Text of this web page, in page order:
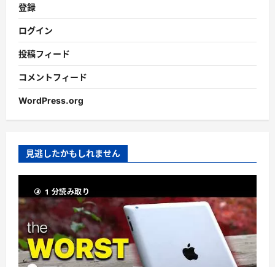
登録
ログイン
投稿フィード
コメントフィード
WordPress.org
見逃したかもしれません
1 分読み取り